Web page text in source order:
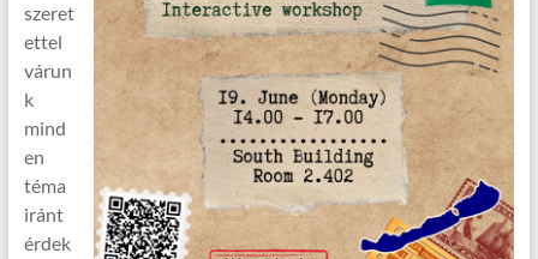
szeret
ettel
várun
k
mind
en
téma
iránt
érdek